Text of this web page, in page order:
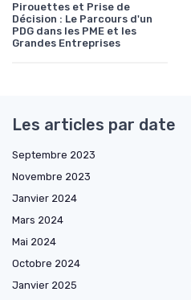
Pirouettes et Prise de
Décision : Le Parcours d'un
PDG dans les PME et les
Grandes Entreprises
Les articles par date
Septembre 2023
Novembre 2023
Janvier 2024
Mars 2024
Mai 2024
Octobre 2024
Janvier 2025